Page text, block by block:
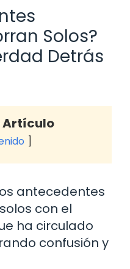
Solos?
Detrás
Artículo
antecedentes
con el
ha circulado
confusión y